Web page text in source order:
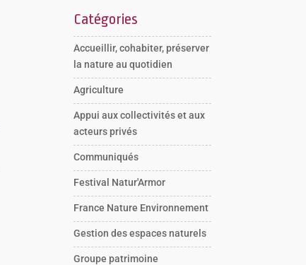
Catégories
Accueillir, cohabiter, préserver
la nature au quotidien
Agriculture
Appui aux collectivités et aux
acteurs privés
Communiqués
Festival Natur'Armor
France Nature Environnement
Gestion des espaces naturels
Groupe patrimoine